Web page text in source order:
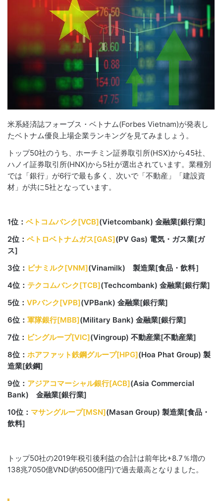
米系経済誌フォーブス・ベトナム(Forbes Vietnam)が発表し
たベトナム優良上場企業ランキングを見てみましょう。
トップ50社のうち、ホーチミン証券取引所(HSX)から45社、
ハノイ証券取引所(HNX)から5社が選出されています。業種別
では「銀行」が6行で最も多く、次いで「不動産」「建設資
材」が共に5社となっています。
1位： ベトコムバンク[VCB](Vietcombank) 金融業[銀行業]
2位： ペトロベトナムガス[GAS](PV Gas) 電気・ガス業[ガ
ス]
3位： ビナミルク[VNM](Vinamilk) 製造業[食品・飲料］
4位： テクコムバンク[TCB](Techcombank) 金融業[銀行業]
5位： VPバンク[VPB](VPBank) 金融業[銀行業]
6位： 軍隊銀行[MBB](Military Bank) 金融業[銀行業]
7位： ビングループ[VIC](Vingroup) 不動産業[不動産業]
8位： ホアファット鉄鋼グループ[HPG](Hoa Phat Group) 製
造業[鉄鋼]
9位： アジアコマーシャル銀行[ACB](Asia Commercial
Bank) 金融業[銀行業]
10位： マサングループ[MSN](Masan Group) 製造業[食品・
飲料]
トップ50社の2019年税引後利益の合計は前年比+8.7％増の
138兆7050億VND(約6500億円)で過去最高となりました。